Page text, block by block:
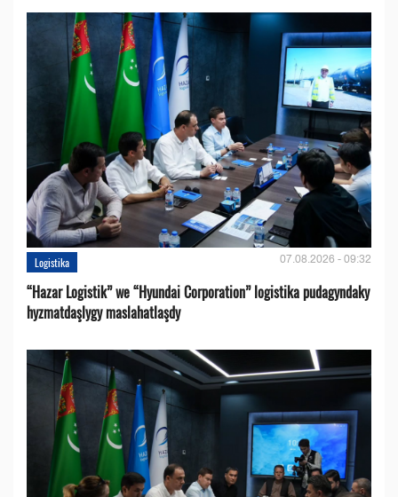
Logistika 07.08.2026 - 09:32
“Hazar Logistik” we “Hyundai Corporation” logistika pudagyndaky
hyzmatdaşlygy maslahatlaşdy